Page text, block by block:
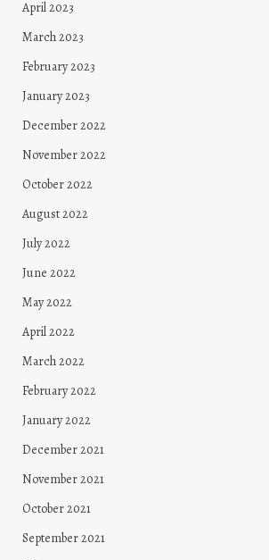
April 2023
March 2023
February 2023
January 2023
December 2022
November 2022
October 2022
August 2022
July 2022
June 2022
May 2022
April 2022
March 2022
February 2022
January 2022
December 2021
November 2021
October 2021
September 2021